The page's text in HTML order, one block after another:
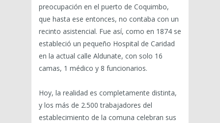
preocupación en el puerto de Coquimbo,
que hasta ese entonces, no contaba con un
recinto asistencial. Fue así, como en 1874 se
estableció un pequeño Hospital de Caridad
en la actual calle Aldunate, con solo 16
camas, 1 médico y 8 funcionarios.
Hoy, la realidad es completamente distinta,
y los más de 2.500 trabajadores del
establecimiento de la comuna celebran sus